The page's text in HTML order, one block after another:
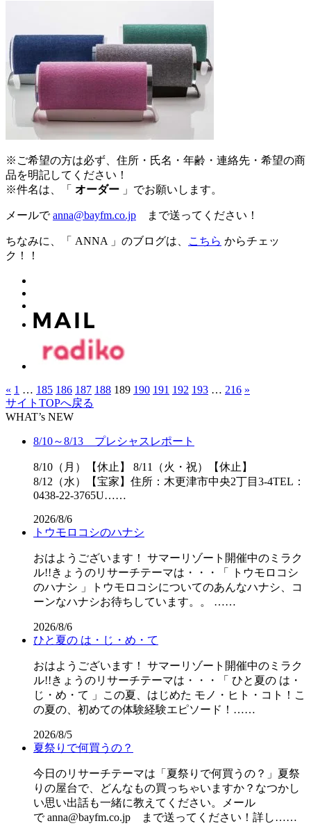
※ご希望の方は必ず、住所・氏名・年齢・連絡先・希望の商
品を明記してください！
※件名は、「 オーダー 」でお願いします。
メールでanna@bayfm.co.jp まで送ってください！
ちなみに、「 ANNA 」のブログは、 こちら からチェッ
ク！！
« 1 … 185 186 187 188 189 190 191 192 193 … 216 »
サイトTOPへ戻る
WHAT’s NEW
8/10～8/13 プレシャスレポート
8/10（月）【休止】 8/11（火・祝）【休止】
8/12（水）【宝家】住所：木更津市中央2丁目3-4TEL：
0438-22-3765U……
2026/8/6
トウモロコシのハナシ
おはようございます！ サマーリゾート開催中のミラク
ル!!きょうのリサーチテーマは・・・「 トウモロコシ
のハナシ 」トウモロコシについてのあんなハナシ、コ
ーンなハナシお待ちしています。。 ……
2026/8/6
ひと夏の は・じ・め・て
おはようございます！ サマーリゾート開催中のミラク
ル!!きょうのリサーチテーマは・・・「 ひと夏の は・
じ・め・て 」この夏、はじめた モノ・ヒト・コト！こ
の夏の、初めての体験経験エピソード！……
2026/8/5
夏祭りで何買うの？
今日のリサーチテーマは「夏祭りで何買うの？」夏祭
りの屋台で、どんなもの買っちゃいますか？なつかし
い思い出話も一緒に教えてください。メール
で anna@bayfm.co.jp まで送ってください！詳し……